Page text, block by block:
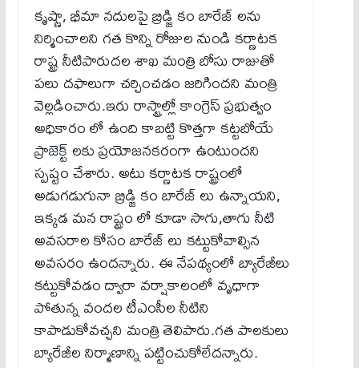
కృష్ణా, భీమా నదులపై బ్రిడ్జి కం బారేజ్ లను
నిర్మించాలని గత కొన్ని రోజుల నుండి కర్ణాటక
రాష్ట్ర నీటిపారుదల శాఖ మంత్రి బోసు రాజుతో
పలు దఫాలుగా చర్చించడం జరిగిందని మంత్రి
వెల్లడించారు.ఇరు రాస్ట్రాల్లో కాంగ్రెస్ ప్రభుత్వం
అధికారం లో ఉంది కాబట్టి కొత్తగా కట్టబోయే
ప్రాజెక్ట్ లకు ప్రయోజనకరంగా ఉంటుందని
స్పష్టం చేశారు. అటు కర్ణాటక రాష్ట్రంలో
అడుగడుగునా బ్రిడ్జి కం బారేజ్ లు ఉన్నాయని,
ఇక్కడ మన రాష్ట్రం లో కూడా సాగు,తాగు నీటి
అవసరాల కోసం బారేజ్ లు కట్టుకోవాల్సిన
అవసరం ఉందన్నారు. ఈ నేపథ్యంలో బ్యారేజీలు
కట్టుకోవడం ద్వారా వర్షాకాలంలో వృధాగా
పోతున్న వందల టీఎంసీల నీటిని
కాపాడుకోవచ్చని మంత్రి తెలిపారు.గత పాలకులు
బ్యారేజీల నిర్మాణాన్ని పట్టించుకోలేదన్నారు.